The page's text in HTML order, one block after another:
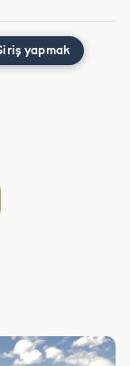
yapmak